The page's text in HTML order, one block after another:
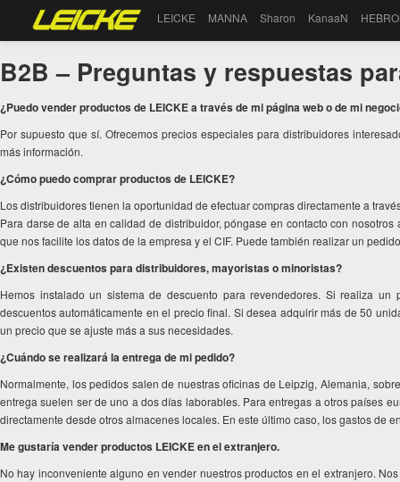
LEICKE MANNA Sharon KanaaN
B2B – Preguntas y respuestas
¿Puedo vender productos de LEICKE a través de mi página web o de mi
Por supuesto que sí. Ofrecemos precios especiales para distribuidores
más información.
¿Cómo puedo comprar productos de LEICKE?
Los distribuidores tienen la oportunidad de efectuar compras directamente a
Para darse de alta en calidad de distribuidor, póngase en contacto con
que nos facilite los datos de la empresa y el CIF. Puede también realizar un
¿Existen descuentos para distribuidores, mayoristas o minoristas?
Hemos instalado un sistema de descuento para revendedores. Si realiza
descuentos automáticamente en el precio final. Si desea adquirir más de 50
un precio que se ajuste más a sus necesidades.
¿Cuándo se realizará la entrega de mi pedido?
Normalmente, los pedidos salen de nuestras oficinas de Leipzig, Alemania,
entrega suelen ser de uno a dos días laborables. Para entregas a otros países
directamente desde otros almacenes locales. En este último caso, los gastos de
Me gustaría vender productos LEICKE en el extranjero.
No hay inconveniente alguno en vender nuestros productos en el extranjero.